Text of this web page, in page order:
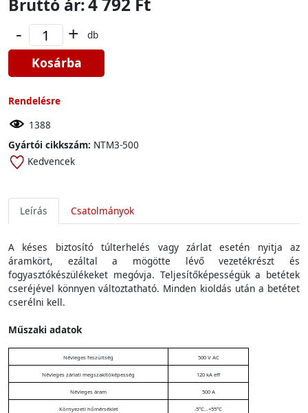
Bruttó ár:
- + db
Kosárba
Rendelésre
1388
Gyártói cikkszám: NTM3-500
Kedvencek
Leírás Csatolmányok
A késes biztosító túlterhelés vagy zárlat esetén nyitja az
áramkört, ezáltal a mögötte lévő vezetékrészt és
fogyasztókészülékeket megóvja. Teljesítőképességük a betétek
cseréjével könnyen változtatható. Minden kioldás után a betétet
cserélni kell.
Műszaki adatok
Névleges feszültség 500 V AC
Névleges zárlati megszakítóképesség 120 kA eff
Névleges áram 500 A
Környezeti hőmérséklet -5°C...+55°C